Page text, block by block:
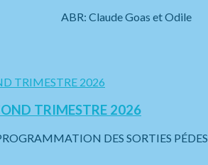
ABR: Claude Goas et Odile
TRIMESTRE 2026
DES SORTIES